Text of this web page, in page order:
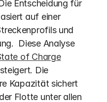
Entscheidung für
auf einer
und
Diese Analyse
of Charge
Die
Kapazität sichert
Flotte unter allen